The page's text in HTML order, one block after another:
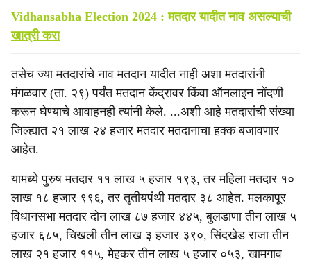
Vidhansabha Election 2024 : मतदार यादीत नाव असल्याची
खात्री करा
तसेच ज्या मतदारांचे नाव मतदान यादीत नाही अशा मतदारांनी
मंगळवार (ता. २९) पर्यंत मतदान केंद्रावर किंवा ऑनलाइन नोंदणी
करून घेण्याचे आवाहनही त्यांनी केले. ...अशी आहे मतदारांची संख्या
जिल्ह्यात २१ लाख २४ हजार मतदार मतदानाचा हक्क बजावणार
आहेत.
यामध्ये पुरुष मतदार ११ लाख ५ हजार १९३, तर महिला मतदार १०
लाख १८ हजार ९९६, तर तृतीयपंथी मतदार ३८ आहेत. मलकापूर
विधानसभा मतदार दोन लाख ८७ हजार ४४५, बुलडाणा तीन लाख ५
हजार ६८५, चिखली तीन लाख ३ हजार ३९०, सिंदखेड राजा तीन
लाख २१ हजार ११५, मेहकर तीन लाख ५ हजार ०५३, खामगाव